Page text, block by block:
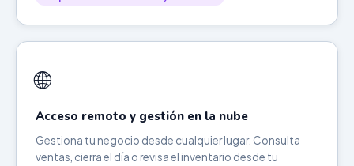
🌐
Acceso remoto y gestión en la nube
Gestiona tu negocio desde cualquier lugar. Consulta
ventas, cierra el día o revisa el inventario desde tu